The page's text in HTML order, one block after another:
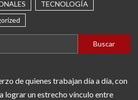
TECNOLOGÍA
de quienes trabajan día a día, con
lograr un estrecho vínculo entre